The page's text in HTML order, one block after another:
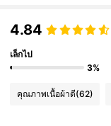
4.84
เล็กไป
3%
คุณภาพเนื้อผ้าดี(62)